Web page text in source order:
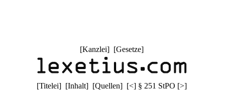
[Kanzlei] [Gesetze]
[Titelei] [Inhalt] [Quellen] [<] § 251 StPO [>]